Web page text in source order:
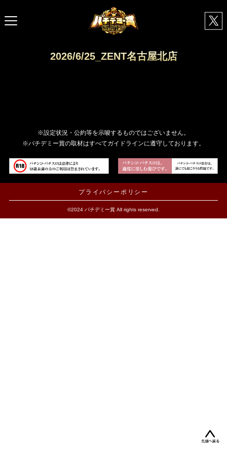
2026/6/25_ZENT名古屋北店
※設定状況・公約等を示唆するものではございません。
※パチデミー賞の取材はすべてガイドラインに遵守しております。
プライバシーポリシー
©2024 パチデミー賞 All rights reserved.